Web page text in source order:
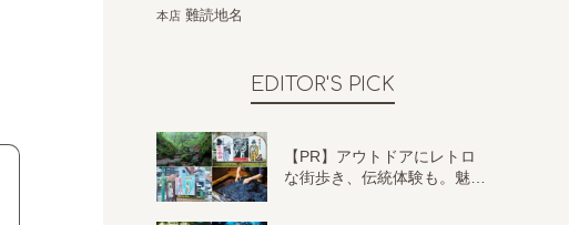
本店 難読地名
EDITOR'S PICK
【PR】アウトドアにレトロ
な街歩き、伝統体験も。魅…